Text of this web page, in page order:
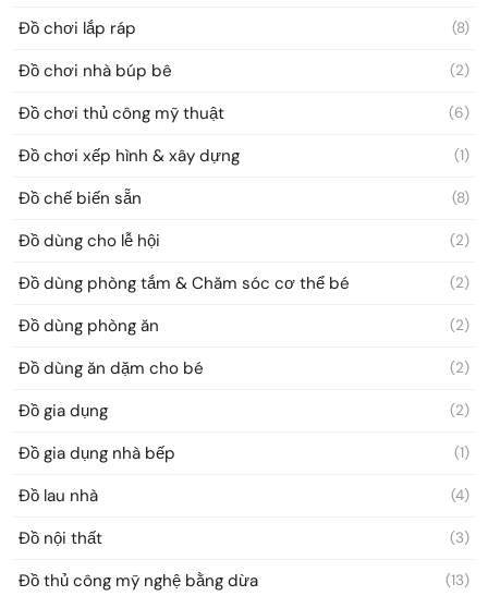
Đồ chơi lắp ráp (8)
Đồ chơi nhà búp bê (2)
Đồ chơi thủ công mỹ thuật (6)
Đồ chơi xếp hình & xây dựng (1)
Đồ chế biến sẵn (8)
Đồ dùng cho lễ hội (2)
Đồ dùng phòng tắm & Chăm sóc cơ thể bé (2)
Đồ dùng phòng ăn (2)
Đồ dùng ăn dặm cho bé (2)
Đồ gia dụng (2)
Đồ gia dụng nhà bếp (1)
Đồ lau nhà (4)
Đồ nội thất (3)
Đồ thủ công mỹ nghệ bằng dừa (13)